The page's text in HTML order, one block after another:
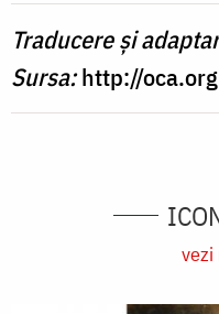
Traducere și
Sursa:http://oca.org
vezi